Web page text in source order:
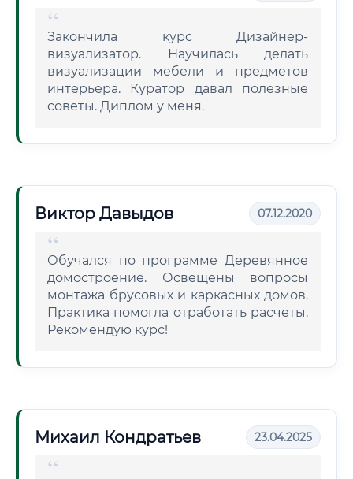
Закончила курс Дизайнер-
визуализатор. Научилась делать
визуализации мебели и предметов
интерьера. Куратор давал полезные
советы. Диплом у меня.
Виктор Давыдов 07.12.2020
Обучался по программе Деревянное
домостроение. Освещены вопросы
монтажа брусовых и каркасных домов.
Практика помогла отработать расчеты.
Рекомендую курс!
Михаил Кондратьев 23.04.2025